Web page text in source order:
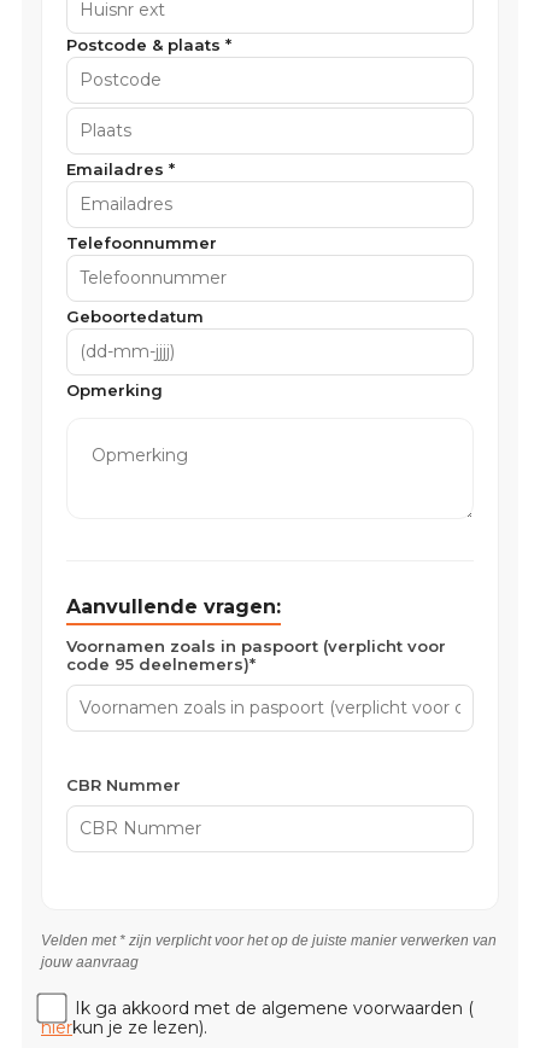
Postcode & plaats *
Emailadres *
Telefoonnummer
Geboortedatum
Opmerking
Aanvullende vragen:
Voornamen zoals in paspoort (verplicht voor
code 95 deelnemers)*
CBR Nummer
Velden met * zijn verplicht voor het op de juiste manier verwerken van
jouw aanvraag
Ik ga akkoord met de algemene voorwaarden (
hierkun je ze lezen).